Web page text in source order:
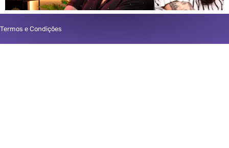
Termos e Condições